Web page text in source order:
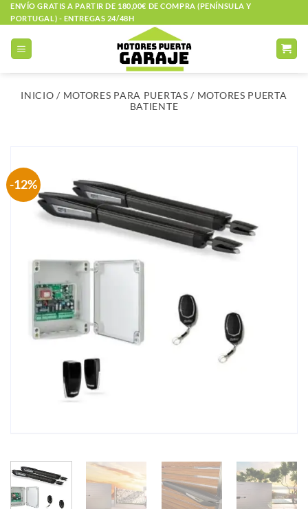
Saltar
al
contenido
ENVÍO GRATIS A PARTIR DE 180,00€ DE COMPRA (PENÍNSULA Y
PORTUGAL) - ENTREGAS 24/48H
INICIO / MOTORES PARA PUERTAS / MOTORES PUERTA
BATIENTE
-12%